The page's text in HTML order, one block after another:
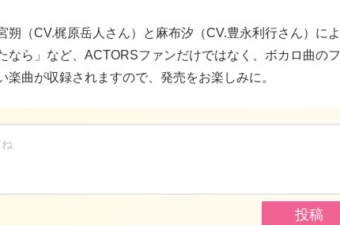
朔（CV.梶原岳人さん）と麻布汐（CV.豊永利行さん）によ
なら」など、ACTORSファンだけではなく、ボカロ曲のフ
楽曲が収録されますので、発売をお楽しみに。